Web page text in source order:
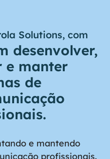
Solutions, com
desenvolver,
e manter
de
e mantendo
profissionais.